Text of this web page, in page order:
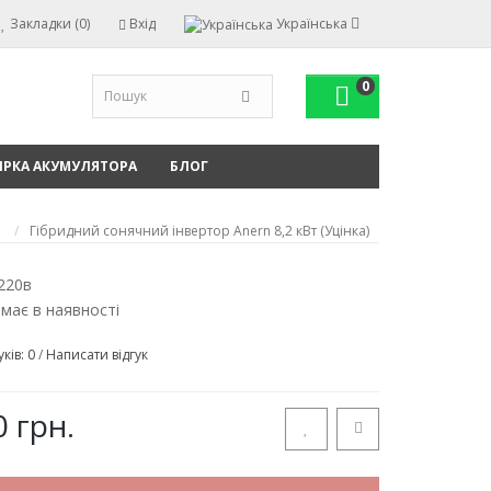
Українська
Вхід
Закладки (0)
0
АКУМУЛЯТОРА БЛОГ
Гібридний сонячний інвертор Anern 8,2 кВт (Уцінка)
в наявності
0/ Написати відгук
грн.